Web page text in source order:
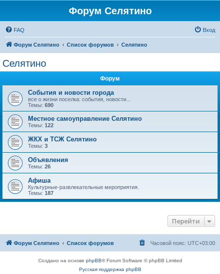
Форум Селятино
FAQ Вход
Форум Селятино Список форумов Селятино
Селятино
Форум
События и новости города
все о жизни поселка: события, новости...
Темы: 690
Местное самоуправление Селятино
Темы: 122
ЖКХ и ТСЖ Селятино
Темы: 3
Объявления
Темы: 26
Афиша
Культурные-развлекательные мероприятия.
Темы: 187
Перейти
Форум Селятино Список форумов Часовой пояс: UTC+03:00
Создано на основе phpBB® Forum Software © phpBB Limited
Русская поддержка phpBB